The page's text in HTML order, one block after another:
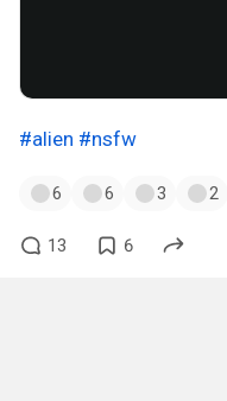
#alien #nsfw
6 6 3 2
13 6